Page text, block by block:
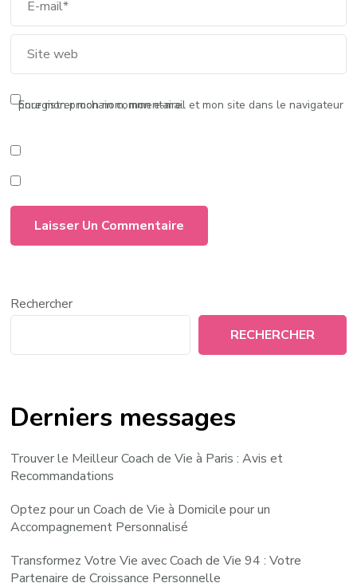
Enregistrer mon nom, mon e-mail et mon site dans le navigateur pour mon prochain commentaire.
Rechercher
RECHERCHER
Derniers messages
Trouver le Meilleur Coach de Vie à Paris : Avis et
Recommandations
Optez pour un Coach de Vie à Domicile pour un
Accompagnement Personnalisé
Transformez Votre Vie avec Coach de Vie 94 : Votre
Partenaire de Croissance Personnelle